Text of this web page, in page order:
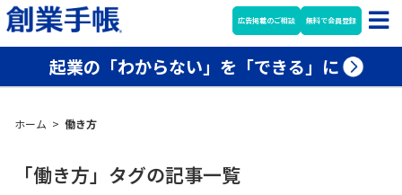
広告掲載のご相談 無料で会員登録
起業の「わからない」を「できる」に
ホーム > 働き方
「働き方」タグの記事一覧